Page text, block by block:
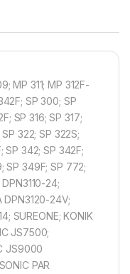
MP 311; MP 312F-
SP 300; SP
SP 316; SP 317;
322; SP 322S;
SP 342; SP 342F;
SP 349F; SP 772;
24;
DPN3120-24V;
SUREONE; KONIK
JS7500;
JS9000
PAR